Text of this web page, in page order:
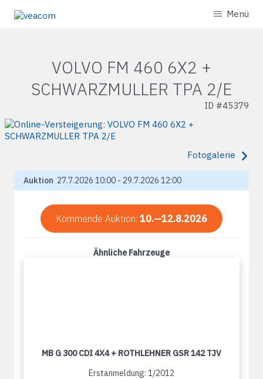
Menü
VOLVO FM 460 6X2 +
SCHWARZMULLER TPA 2/E
ID #45379
Fotogalerie
Auktion 27.7.2026 10:00 - 29.7.2026 12:00
Kommende Auktion: 10.—12.8.2026
Ähnliche Fahrzeuge
MB G 300 CDI 4X4 + ROTHLEHNER GSR 142 TJV
Erstanmeldung: 1/2012